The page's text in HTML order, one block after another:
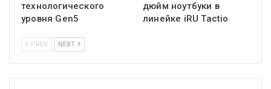
технологического
уровня Gen5
дюйм ноутбуки в
линейке iRU Tactio
PREV NEXT